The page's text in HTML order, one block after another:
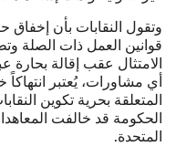
وتقول النقابات بأن إخفاق
قوانين العمل ذات الصلة
أي مشاورات، يُعتبر
المتعلقة بحرية تكوين
الحكومة قد خالفت
المتحدة.